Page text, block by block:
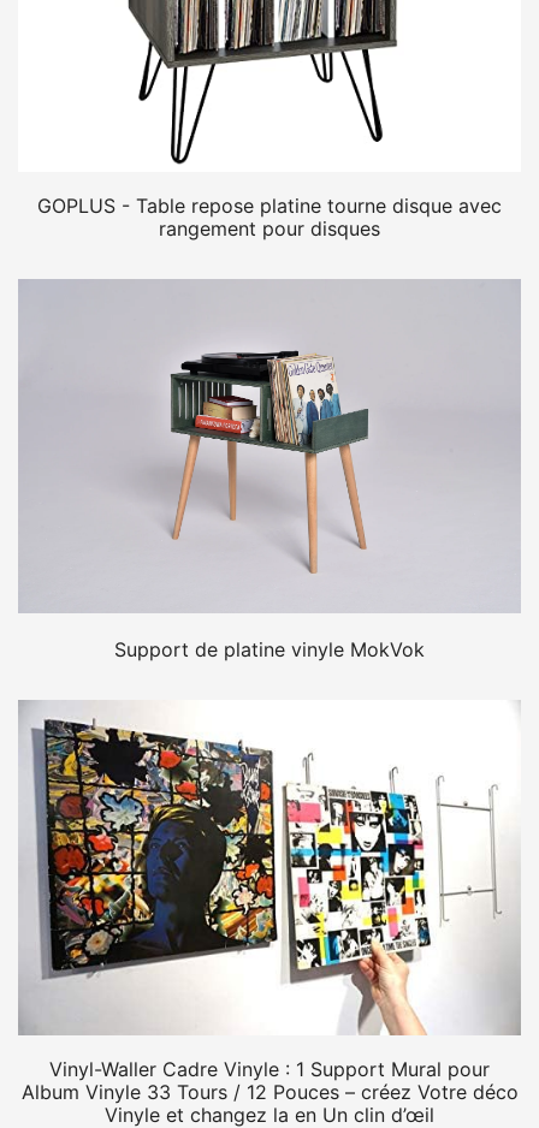
GOPLUS - Table repose platine tourne disque avec
rangement pour disques
Support de platine vinyle MokVok
Vinyl-Waller Cadre Vinyle : 1 Support Mural pour
Album Vinyle 33 Tours / 12 Pouces – créez Votre déco
Vinyle et changez la en Un clin d’œil